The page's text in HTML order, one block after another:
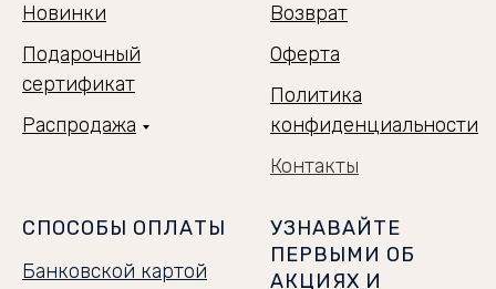
Новинки
Подарочный
сертификат
Распродажа
Возврат
Оферта
Политика
конфиденциальности
Контакты
СПОСОБЫ ОПЛАТЫ
Банковской картой
УЗНАВАЙТЕ
ПЕРВЫМИ ОБ
АКЦИЯХ И